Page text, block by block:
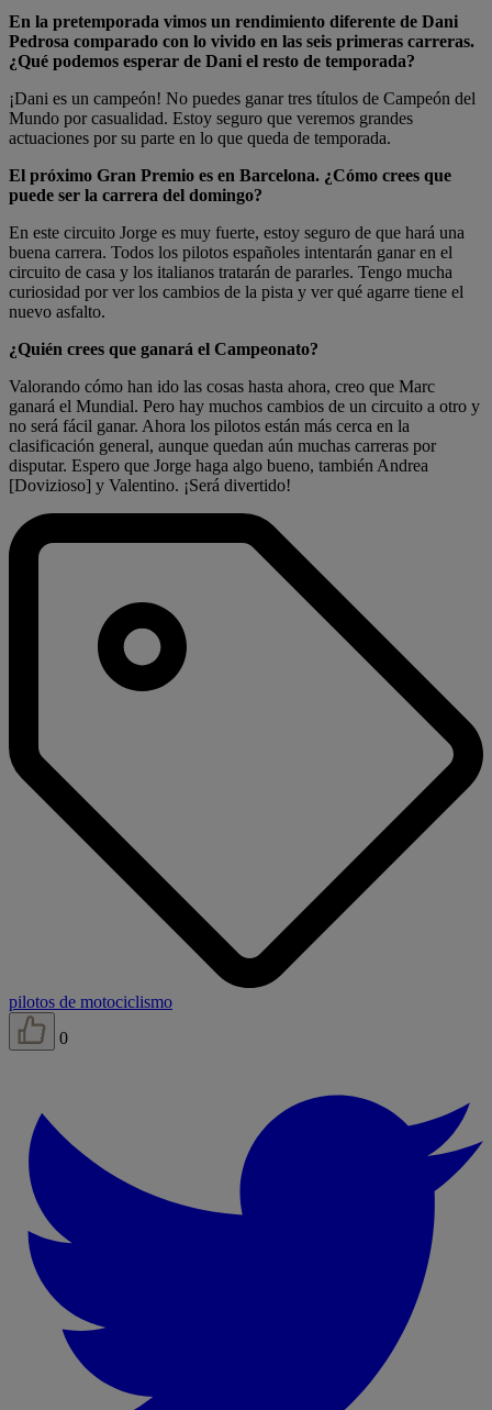
En la pretemporada vimos un rendimiento diferente de Dani
Pedrosa comparado con lo vivido en las seis primeras carreras.
¿Qué podemos esperar de Dani el resto de temporada?
¡Dani es un campeón! No puedes ganar tres títulos de Campeón del
Mundo por casualidad. Estoy seguro que veremos grandes
actuaciones por su parte en lo que queda de temporada.
El próximo Gran Premio es en Barcelona. ¿Cómo crees que
puede ser la carrera del domingo?
En este circuito Jorge es muy fuerte, estoy seguro de que hará una
buena carrera. Todos los pilotos españoles intentarán ganar en el
circuito de casa y los italianos tratarán de pararles. Tengo mucha
curiosidad por ver los cambios de la pista y ver qué agarre tiene el
nuevo asfalto.
¿Quién crees que ganará el Campeonato?
Valorando cómo han ido las cosas hasta ahora, creo que Marc
ganará el Mundial. Pero hay muchos cambios de un circuito a otro y
no será fácil ganar. Ahora los pilotos están más cerca en la
clasificación general, aunque quedan aún muchas carreras por
disputar. Espero que Jorge haga algo bueno, también Andrea
[Dovizioso] y Valentino. ¡Será divertido!
pilotos de motociclismo
0